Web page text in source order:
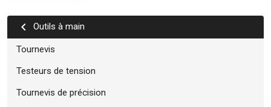
Outils à main
Tournevis
Testeurs de tension
Tournevis de précision